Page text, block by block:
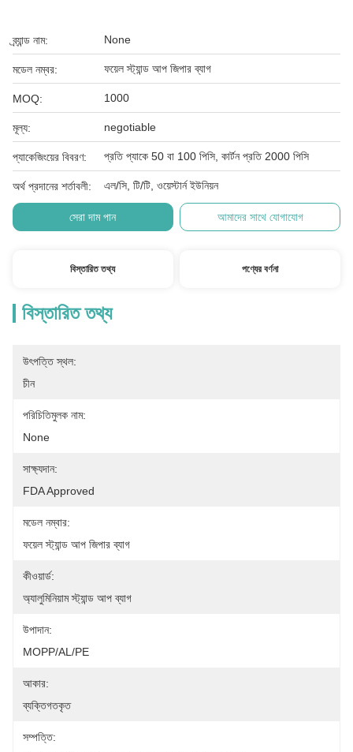
ব্র্যান্ড নাম: None
মডেল নম্বর: ফয়েল স্ট্যান্ড আপ জিপার ব্যাগ
MOQ: 1000
মূল্য: negotiable
প্যাকেজিংয়ের বিবরণ: প্রতি প্যাকে 50 বা 100 পিসি, কার্টন প্রতি 2000 পিসি
অর্থ প্রদানের শর্তাবলী: এল/সি, টি/টি, ওয়েস্টার্ন ইউনিয়ন
সেরা দাম পান আমাদের সাথে যোগাযোগ
বিস্তারিত তথ্য পণ্যের বর্ণনা
বিস্তারিত তথ্য
উৎপত্তি স্থল:
চীন
পরিচিতিমুলক নাম:
None
সাক্ষ্যদান:
FDA Approved
মডেল নম্বার:
ফয়েল স্ট্যান্ড আপ জিপার ব্যাগ
কীওয়ার্ড:
অ্যালুমিনিয়াম স্ট্যান্ড আপ ব্যাগ
উপাদান:
MOPP/AL/PE
আকার:
ব্যক্তিগতকৃত
সম্পত্তি: